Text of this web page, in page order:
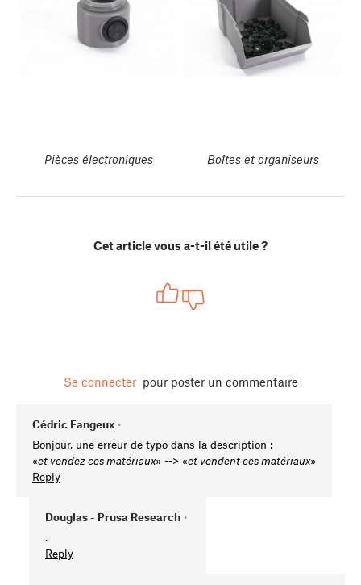
Pièces électroniques Boîtes et organiseurs
Cet article vous a-t-il été utile ?
Se connecter pour poster un commentaire
Cédric Fangeux •
Bonjour, une erreur de typo dans la description :
«et vendez ces matériaux» --> «et vendent ces matériaux»
Reply
Douglas - Prusa Research •
.
Reply